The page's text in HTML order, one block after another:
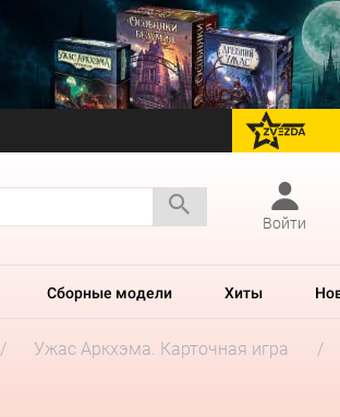
перейти на
Войти
Сборные модели Хиты
Ужас Аркхэма. Карточная игра